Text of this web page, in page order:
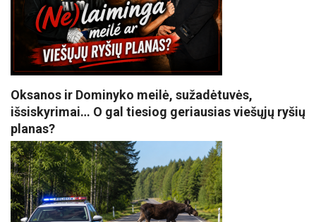
Oksanos ir Dominyko meilė, sužadėtuvės,
išsiskyrimai… O gal tiesiog geriausias viešųjų ryšių
planas?